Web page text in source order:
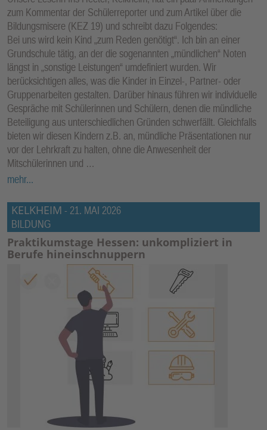
zum Kommentar der Schülerreporter und zum Artikel über die
Bildungsmisere (KEZ 19) und schreibt dazu Folgendes:
Bei uns wird kein Kind „zum Reden genötigt“. Ich bin an einer
Grundschule tätig, an der die sogenannten „mündlichen“ Noten
längst in „sonstige Leistungen“ umdefiniert wurden. Wir
berücksichtigen alles, was die Kinder in Einzel-, Partner- oder
Gruppenarbeiten gestalten. Darüber hinaus führen wir individuelle
Gespräche mit Schülerinnen und Schülern, denen die mündliche
Beteiligung aus unterschiedlichen Gründen schwerfällt. Gleichfalls
bieten wir diesen Kindern z.B. an, mündliche Präsentationen nur
vor der Lehrkraft zu halten, ohne die Anwesenheit der
Mitschülerinnen und …
mehr...
KELKHEIM - 21. MAI 2026
BILDUNG
Praktikumstage Hessen: unkompliziert in
Berufe hineinschnuppern